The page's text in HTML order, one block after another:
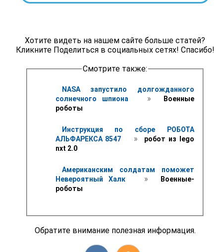
Хотите видеть на нашем сайте больше статей?
Кликните Поделиться в социальных сетях! Спасибо!
Смотрите также:
NASA запустило долгожданного
солнечного шпиона
»
Военные
роботы
Инструкция по сборе РОБОТА
АЛЬФАРЕКСА 8547
»
робот из lego
nxt 2.0
Американским солдатам поможет
Невероятный Халк
»
Военные-
роботы
Обратите внимание полезная информация.